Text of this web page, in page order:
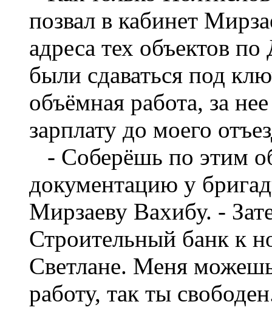
позвал в кабинет
адреса тех объектов
были сдаваться под
объёмная работа, за
зарплату до моего
- Соберёшь по этим
документацию у
Мирзаеву Вахибу. -
Строительный банк к
Светлане. Меня
работу, так ты